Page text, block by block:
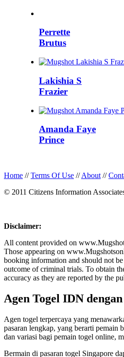
Perrette
Brutus
Lakishia S
Frazier
Amanda Faye
Prince
Home //Terms Of Use //About //
© 2011 Citizens Information
Disclaimer:
All content provided on
Those appearing on
booking information and should not
outcome of criminal trials. To obtain
accuracy as they are reported by the
Agen Togel IDN
Agen togel terpercaya yang
pasaran lengkap, yang berarti pemain
dan variasi bagi pemain togel online,
Bermain di pasaran togel Singapore